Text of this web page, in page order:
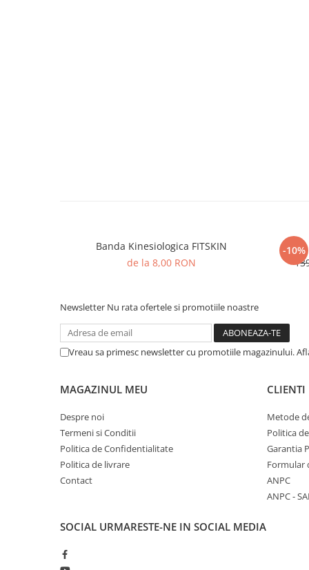
Banda Kinesiologica FITSKIN
de la 8,00 RON
-10%
Disc
Newsletter Nu rata ofertele si promotiile noastre
Vreau sa primesc newsletter cu promotiile magazinului.
MAGAZINUL MEU
Despre noi
Termeni si Conditii
Politica de Confidentialitate
Politica de livrare
Contact
CLIENTI
Metode
Politica
Garantia
Formular
ANPC
ANPC -
SOCIAL URMARESTE-NE IN SOCIAL MEDIA